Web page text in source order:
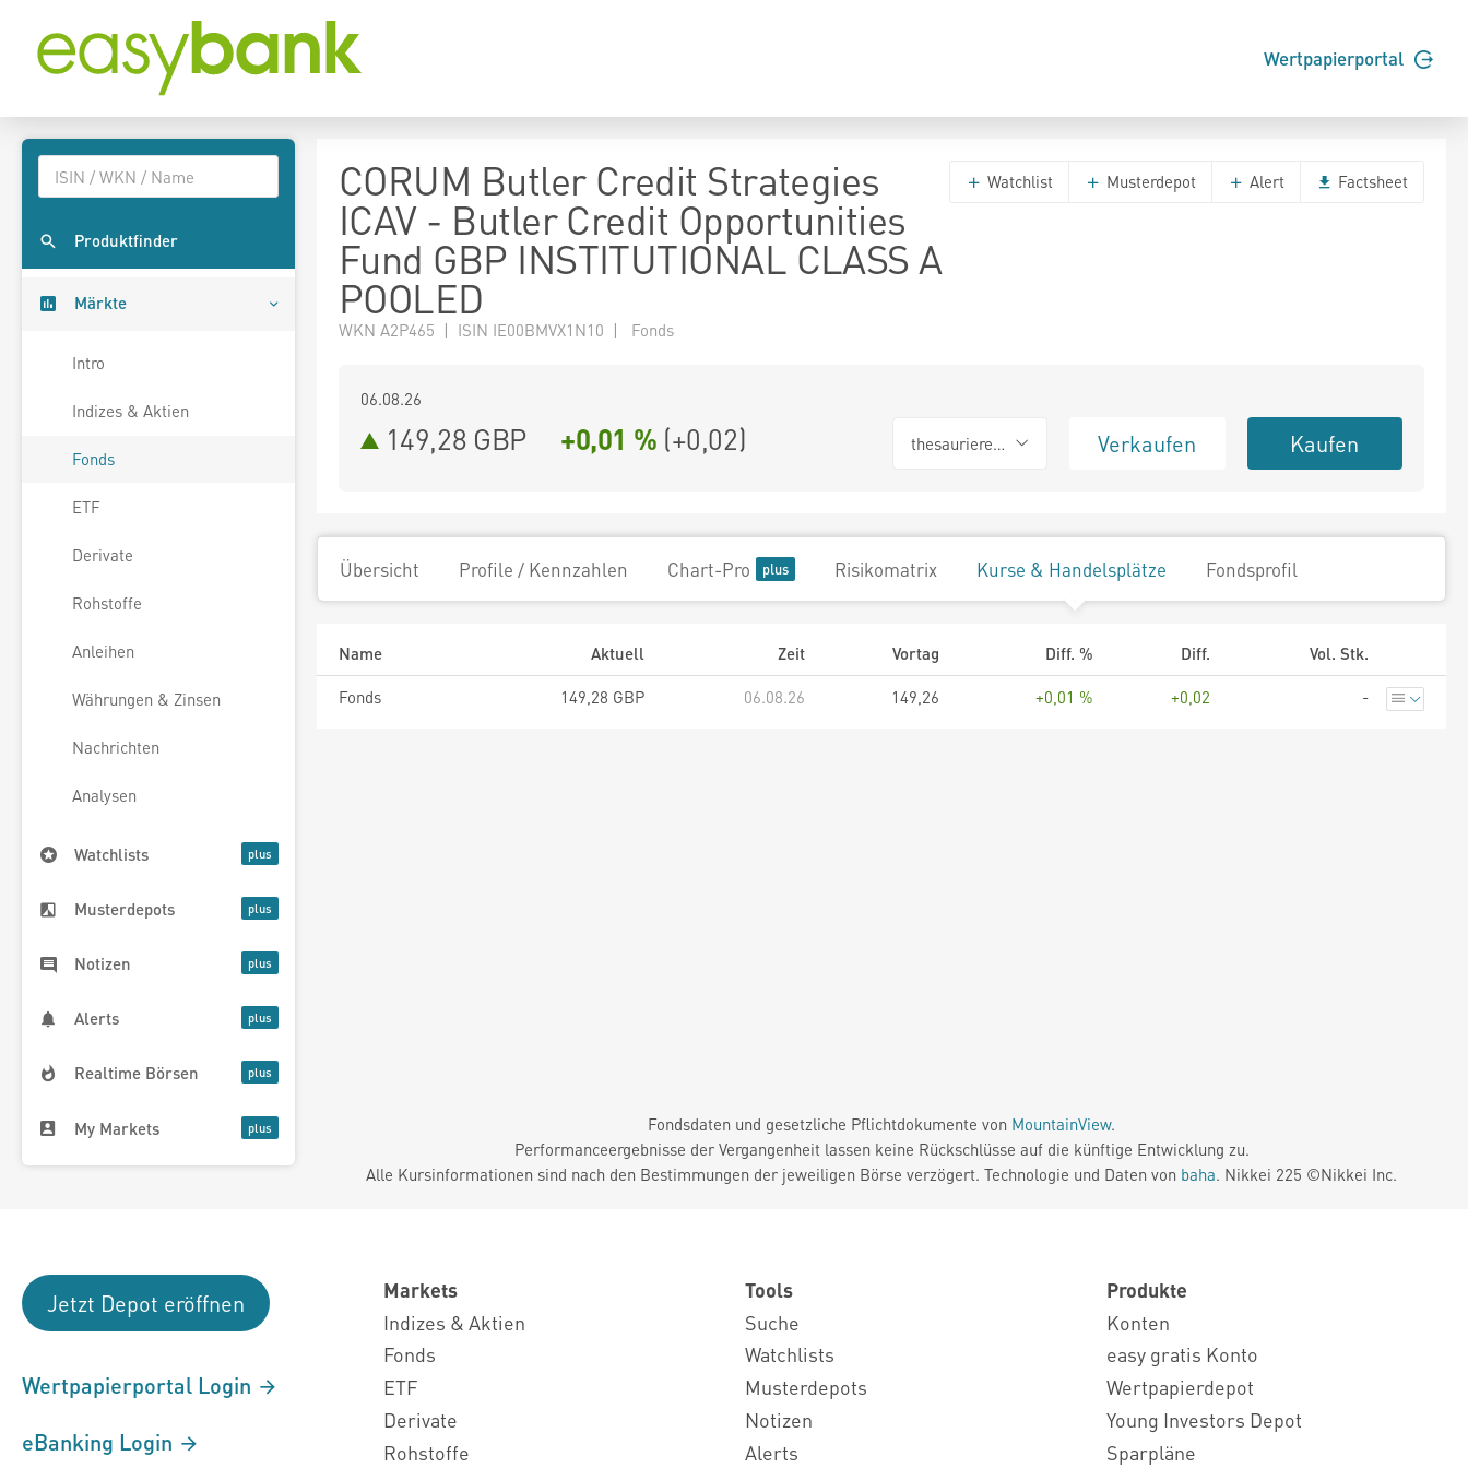
Wertpapierportal
Produktfinder
Märkte
Intro
Indizes & Aktien
Fonds
ETF
Derivate
Rohstoffe
Anleihen
Währungen & Zinsen
Nachrichten
Analysen
Watchlists
Musterdepots
Notizen
Alerts
Realtime Börsen
My Markets
CORUM Butler Credit Strategies
ICAV - Butler Credit Opportunities
Fund GBP INSTITUTIONAL CLASS A
POOLED
WKN A2P465 | ISIN IE00BMVX1N10 | Fonds
Watchlist Musterdepot Alert Factsheet
06.08.26
149,28 GBP +0,01 % (+0,02) thesaurierend Verkaufen Kaufen
Übersicht Profile / Kennzahlen Chart-Pro Risikomatrix Kurse & Handelsplätze Fondsprofil
Name Aktuell Zeit Vortag Diff. % Diff.
Vol. Stk.
Fonds
149,28 GBP 06.08.26 149,26 +0,01 % +0,02 -
Fondsdaten und gesetzliche Pflichtdokumente von MountainView.
Performanceergebnisse der Vergangenheit lassen keine Rückschlüsse auf die künftige Entwicklung zu.
Alle Kursinformationen sind nach den Bestimmungen der jeweiligen Börse verzögert. Technologie und Daten von baha. Nikkei 225 ©Nikkei Inc.
Jetzt Depot eröffnen
Wertpapierportal Login
eBanking Login
Markets
Indizes & Aktien
Fonds
ETF
Derivate
Rohstoffe
Tools
Suche
Watchlists
Musterdepots
Notizen
Alerts
Produkte
Konten
easy gratis Konto
Wertpapierdepot
Young Investors Depot
Sparpläne